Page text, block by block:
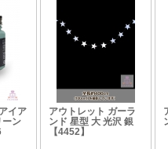
イア
ーン
アウトレット ガーラ
ンド 星型 大 光沢 銀
【4452】